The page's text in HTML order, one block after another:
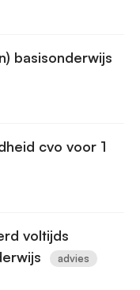
basisonderwijs
cvo voor 1
voltijds
advies